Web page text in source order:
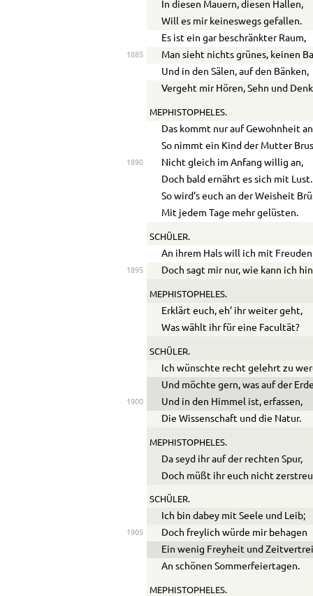
In diesen Mauern, diesen Hallen,
Will es mir keineswegs gefallen.
Es ist ein gar beschränkter Raum,
1885
Man sieht nichts grünes, keinen
Und in den Sälen, auf den Bänken,
Vergeht mir Hören, Sehn und
MEPHISTOPHELES.
Das kommt nur auf Gewohnheit
So nimmt ein Kind der Mutter
1890
Nicht gleich im Anfang willig an,
Doch bald ernährt es sich mit Lust.
So wird’s euch an der Weisheit
Mit jedem Tage mehr gelüsten.
SCHÜLER.
An ihrem Hals will ich mit
1895 Doch sagt mir nur, wie kann ich
MEPHISTOPHELES.
Erklärt euch, eh’ ihr weiter geht,
Was wählt ihr für eine Facultät?
SCHÜLER.
Ich wünschte recht gelehrt zu
Und möchte gern, was auf der
1900
Und in den Himmel ist, erfassen,
Die Wissenschaft und die Natur.
MEPHISTOPHELES.
Da seyd ihr auf der rechten Spur,
Doch müßt ihr euch nicht
SCHÜLER.
Ich bin dabey mit Seele und Leib;
1905
Doch freylich würde mir behagen
Ein wenig Freyheit und
An schönen Sommerfeiertagen.
MEPHISTOPHELES.